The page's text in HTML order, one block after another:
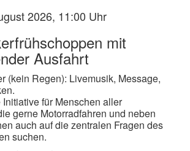
2026, 11:00 Uhr
mit
Ausfahrt
(kein Regen): Livemusik, Message,
für Menschen aller
gerne Motorradfahren und neben
auch auf die zentralen Fragen des
suchen.